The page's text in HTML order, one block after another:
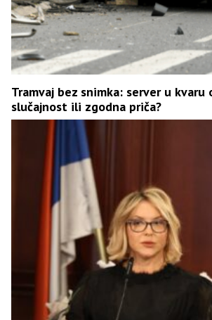
Tramvaj bez snimka: server u kvaru
slučajnost ili zgodna priča?